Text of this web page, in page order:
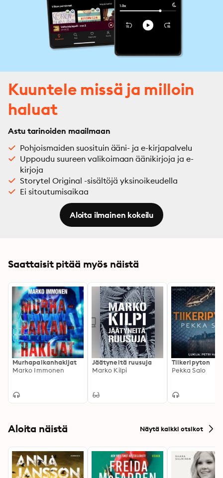
Kuuntele missä ja milloin
haluat
Astu tarinoiden maailmaan
Pohjoismaiden suosituin ääni- ja e-kirjapalvelu
Uppoudu suureen valikoimaan äänikirjoja ja e-
kirjoja
Storytel Original -sisältöjä yksinoikeudella
Ei sitoutumisaikaa
Aloita ilmainen kokeilu
Saattaisit pitää myös näistä
Murhapaikanhakijat
Marko Immonen
Jäätyneitä ruusuja
Marko Kilpi
Tiikeripyton
Pekka Salo
Aloita näistä Näytä kaikki otsikot